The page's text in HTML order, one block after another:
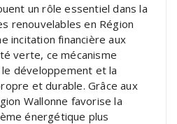
un rôle essentiel dans la
renouvelables en Région
incitation financière aux
verte, ce mécanisme
développement et la
et durable. Grâce aux
Wallonne favorise la
énergétique plus